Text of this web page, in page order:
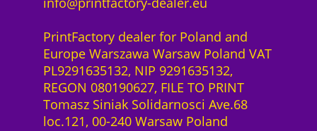
PrintFactory dealer for Poland and
Europe Warszawa Warsaw Poland VAT
PL9291635132, NIP 9291635132,
REGON 080190627, FILE TO PRINT
Tomasz Siniak Solidarnosci Ave.68
loc.121, 00-240 Warsaw Poland